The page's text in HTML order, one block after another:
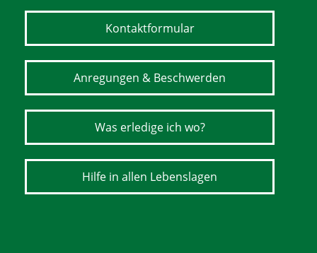
Kontaktformular
Anregungen & Beschwerden
Was erledige ich wo?
Hilfe in allen Lebenslagen